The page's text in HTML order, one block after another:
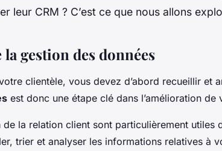
leur CRM ? C’est ce que nous allons
la gestion des données
clientèle, vous devez d’abord recueillir et
est donc une étape clé dans l’amélioration de
la relation client sont particulièrement utiles
trier et analyser les informations relatives à